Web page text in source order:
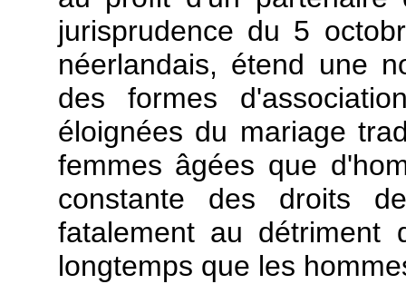
jurisprudence du 5
néerlandais, étend une
des formes
éloignées du mariage
femmes âgées que
constante des droits
fatalement au détriment
longtemps que les